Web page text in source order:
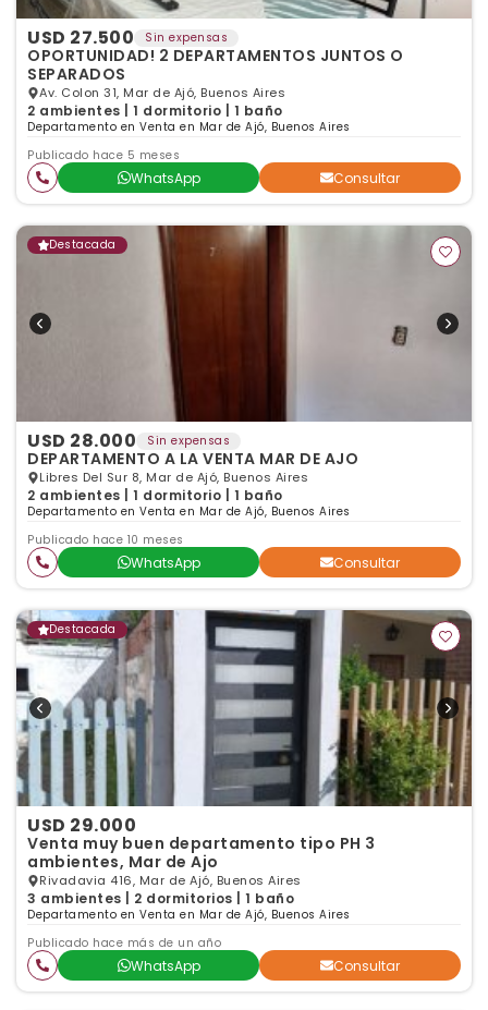
USD 27.500 Sin expensas
OPORTUNIDAD! 2 DEPARTAMENTOS JUNTOS O
SEPARADOS
Av. Colon 31, Mar de Ajó, Buenos Aires
2 ambientes | 1 dormitorio | 1 baño
Departamento en Venta en Mar de Ajó, Buenos Aires
Publicado hace 5 meses
WhatsApp Consultar
Destacada
USD 28.000 Sin expensas
DEPARTAMENTO A LA VENTA MAR DE AJO
Libres Del Sur 8, Mar de Ajó, Buenos Aires
2 ambientes | 1 dormitorio | 1 baño
Departamento en Venta en Mar de Ajó, Buenos Aires
Publicado hace 10 meses
WhatsApp Consultar
Destacada
USD 29.000
Venta muy buen departamento tipo PH 3
ambientes, Mar de Ajo
Rivadavia 416, Mar de Ajó, Buenos Aires
3 ambientes | 2 dormitorios | 1 baño
Departamento en Venta en Mar de Ajó, Buenos Aires
Publicado hace más de un año
WhatsApp Consultar